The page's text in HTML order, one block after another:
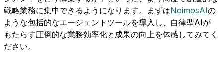
戦略業務に集中できるようになります。まずはNoimosAIの
ような包括的なエージェントツールを導入し、自律型AIが
もたらす圧倒的な業務効率化と成果の向上を体感してみてく
ださい。